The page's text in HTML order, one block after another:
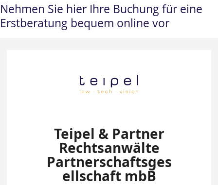
Nehmen Sie hier Ihre Buchung für eine
Erstberatung bequem online vor